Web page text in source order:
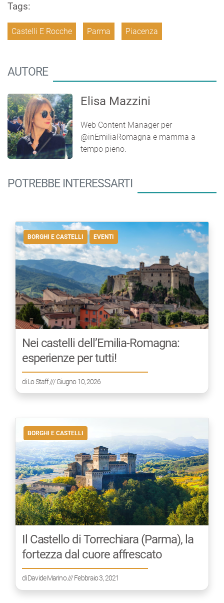
Tags:
Castelli E Rocche Parma Piacenza
AUTORE
Elisa Mazzini
Web Content Manager per
@inEmiliaRomagna e mamma a
tempo pieno.
POTREBBE INTERESSARTI
BORGHI E CASTELLI EVENTI
Nei castelli dell’Emilia-Romagna:
esperienze per tutti!
diLo Staff/// Giugno 10, 2026
BORGHI E CASTELLI
Il Castello di Torrechiara (Parma), la
fortezza dal cuore affrescato
diDavide Marino/// Febbraio 3, 2021